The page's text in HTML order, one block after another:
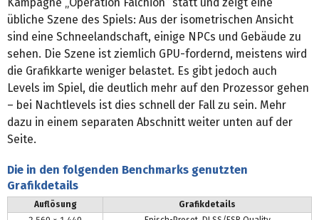
übliche Szene des Spiels: Aus der isometrischen Ansicht
sind eine Schneelandschaft, einige NPCs und Gebäude zu
sehen. Die Szene ist ziemlich GPU-fordernd, meistens wird
die Grafikkarte weniger belastet. Es gibt jedoch auch
Levels im Spiel, die deutlich mehr auf den Prozessor gehen
– bei Nachtlevels ist dies schnell der Fall zu sein. Mehr
dazu in einem separaten Abschnitt weiter unten auf der
Seite.
Die in den folgenden Benchmarks genutzten
Grafikdetails
Auflösung
Grafikdetails